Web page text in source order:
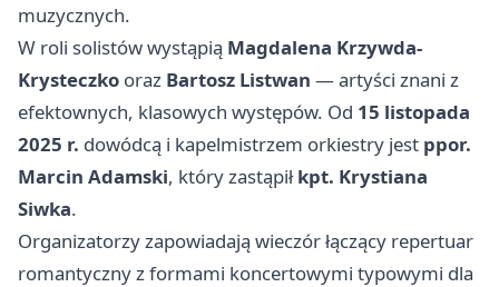
muzycznych.
W roli solistów wystąpią Magdalena Krzywda-
Krysteczko oraz Bartosz Listwan — artyści znani z
efektownych, klasowych występów. Od 15 listopada
2025 r. dowódcą i kapelmistrzem orkiestry jest ppor.
Marcin Adamski, który zastąpiłkpt. Krystiana
Siwka.
Organizatorzy zapowiadają wieczór łączący repertuar
romantyczny z formami koncertowymi typowymi dla